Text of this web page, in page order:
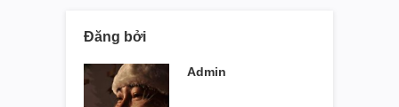
Đăng bởi
Admin